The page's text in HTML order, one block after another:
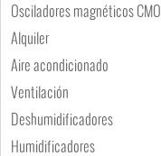
Osciladores magnéticos CMO
Alquiler
Aire acondicionado
Ventilación
Deshumidificadores
Humidificadores